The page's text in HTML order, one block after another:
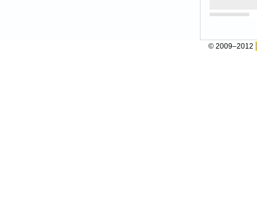
© 2009–2012